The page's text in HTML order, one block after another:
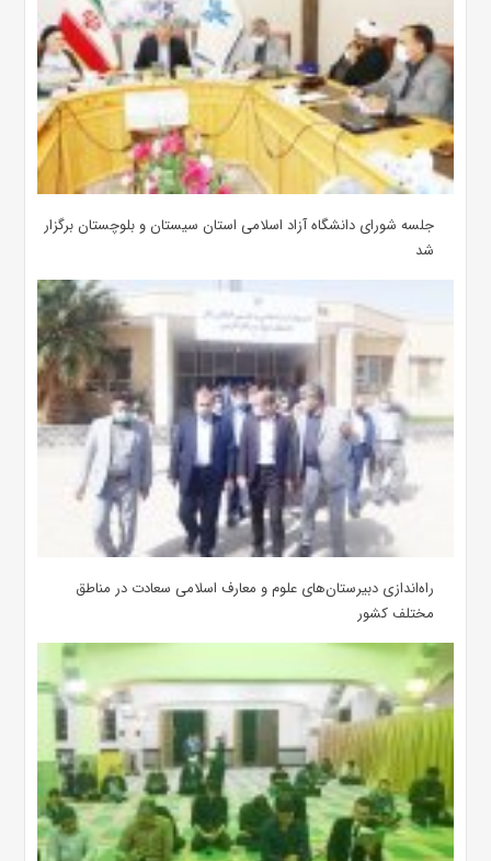
جلسه شورای دانشگاه آزاد اسلامی استان سیستان و بلوچستان برگزار
شد
‌راه‌اندازی دبیرستان‌های علوم و معارف اسلامی سعادت در مناطق
مختلف کشور